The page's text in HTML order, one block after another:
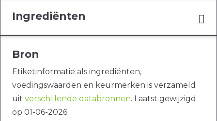
Ingrediënten
Bron
Etiketinformatie als ingrediënten,
voedingswaarden en keurmerken is verzameld
uit verschillende databronnen. Laatst gewijzigd
op 01-06-2026.